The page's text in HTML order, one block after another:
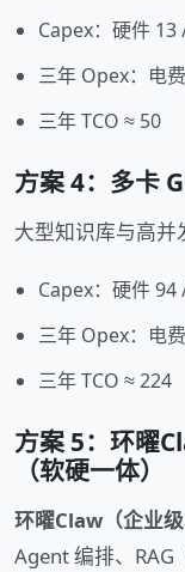
Capex：硬件
三年 Opex：电
三年 TCO ≈ 50
方案 4：多卡
大型知识库与高并
Capex：硬件
三年 Opex：电
三年 TCO ≈ 224
方案 5：环曜
（软硬一体）
环曜Claw（企业级
Agent 编排、RAG